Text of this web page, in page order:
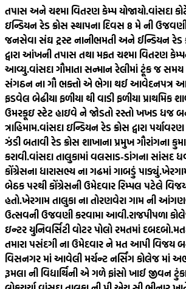
તપાસ અને ચશ્મા વિતરણ કેમ્પ યોજાયો.વાંસદા
ઇન્ડિયન રેડ ક્રોસ સ્થાપના દિવસ 8 મે ની
જનસેવા સંઘ ટ્રસ્ટ નાનીભમતી અને ઈન્ડિયન રેડ
દ્વારા આંખની તપાસ તથા મફત ચશ્મા વિતરણ
આવ્યુ.વાંસદા ગૌમાતા સન્માન રેલીમાં ટૂંક જ સમય
સંગઠન ના ગૌ ભક્તો એ ભેગા થઈ આવેદનપત્ર
ફડવેલ બેઢીયા ફળીયા થી વાડી ફળીયા પ્રાથમિક
ઉમરકૂઇ સ્ટેટ હાઇવે ને જોડતો રસ્તો ખખડ ધજ
ત્રાહિમામ.વાંસદા ઇન્ડિયન રેડ ક્રોસ દ્વારા
ઝંડી બતાવી રેડ ક્રોસ શાખાના પ્રમુખ ગૌરાંગના
કરાવી.વાંસદા તાલુકામાં વલસાડ-ડાંગના સાંસદ
કોંગ્રેસના ધારાસભ્ય ના ગઢમાં ગાબડું પાડ્યું.
બેઠક પરથી કોંગ્રેસની ઉમેદવાર રિમ્પલ પટેલે વિજય
હતો.ખેરગામ તાલુકા ના તોરણવેરા ગામ ની
ઉત્સવની ઉજવણી કરવામા આવી.રાજપીપળા
ઇન્ટર યુનિવર્સિટી વોટર પોલો રમતમાં દબદબો.
તમારા પસંદગી ના ઉમેદવાર ને મત આપી વિજય
વિસનગર માં આવેલી મર્ચન્ટ નર્સિંગ કોલેજ માં
રૂમલા ની વિદ્યાર્થિની એ ગળે ફાંસો ખાઈ જીવન